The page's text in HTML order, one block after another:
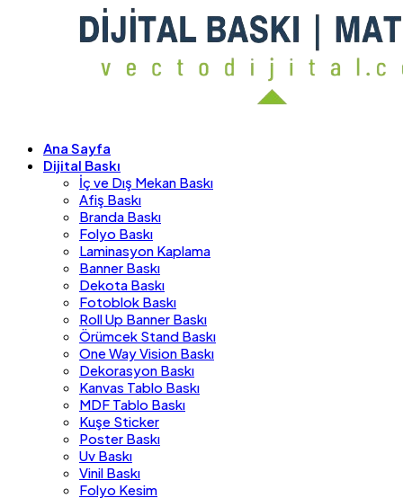
Ana Sayfa
Dijital Baskı
İç ve Dış Mekan Baskı
Afiş Baskı
Branda Baskı
Folyo Baskı
Laminasyon Kaplama
Banner Baskı
Dekota Baskı
Fotoblok Baskı
Roll Up Banner Baskı
Örümcek Stand Baskı
One Way Vision Baskı
Dekorasyon Baskı
Kanvas Tablo Baskı
MDF Tablo Baskı
Kuşe Sticker
Poster Baskı
Uv Baskı
Vinil Baskı
Folyo Kesim